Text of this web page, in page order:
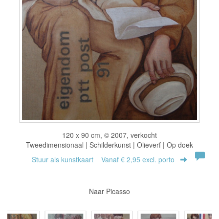
120 x 90 cm, © 2007, verkocht
Tweedimensionaal | Schilderkunst | Olieverf | Op doek
Stuur als kunstkaart Vanaf € 2,95 excl. porto
Naar Picasso